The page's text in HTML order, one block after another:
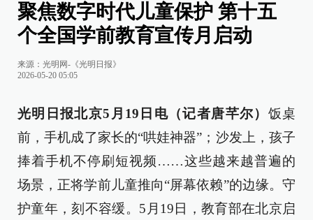
聚焦数字时代儿童保护 第十五
个全国学前教育宣传月启动
来源： 光明网-《光明日报》
2026-05-20 05:05
光明日报北京5月19日电（记者唐芊尔） 饭桌
前，手机成了家长的“哄娃神器”；沙发上，孩子
捧着手机不停刷短视频……这些越来越普遍的
场景，正将学前儿童推向“屏幕依赖”的边缘。守
护童年，刻不容缓。5月19日，教育部在北京启